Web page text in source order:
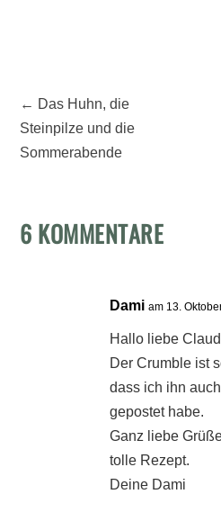
← Das Huhn, die
Steinpilze und die
Sommerabende
6 KOMMENTARE
Dami am 13.
Hallo liebe
Der Crumble ist
dass ich ihn
gepostet habe.
Ganz liebe
tolle Rezept.
Deine Dami